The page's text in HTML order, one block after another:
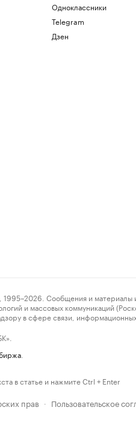
Одноклассники
Telegram
Дзен
Сообщения и материалы
и массовых коммуникаций
в сфере связи,
в статье и нажмите Ctrl + Enter
прав · Пользовательское